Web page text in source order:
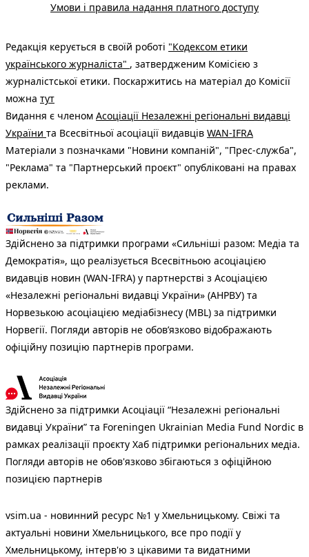
Умови і правила надання платного доступу
Редакція керується в своїй роботі "Кодексом етики
українського журналіста" , затвердженим Комісією з
журналістської етики. Поскаржитись на матеріал до Комісії
можна тут
Видання є членом Асоціації Незалежні регіональні видавці
України та Всесвітньої асоціації видавців WAN-IFRA
Матеріали з позначками "Новини компаній", "Прес-служба",
"Реклама" та "Партнерський проєкт" опубліковані на правах
реклами.
Здійснено за підтримки програми «Сильніші разом: Медіа та
Демократія», що реалізується Всесвітньою асоціацією
видавців новин (WAN-IFRA) у партнерстві з Асоціацією
«Незалежні регіональні видавці України» (АНРВУ) та
Норвезькою асоціацією медіабізнесу (MBL) за підтримки
Норвегії. Погляди авторів не обов’язково відображають
офіційну позицію партнерів програми.
Здійснено за підтримки Асоціації “Незалежні регіональні
видавці України” та Foreningen Ukrainian Media Fund Nordic в
рамках реалізації проєкту Хаб підтримки регіональних медіа.
Погляди авторів не обов'язково збігаються з офіційною
позицією партнерів
vsim.ua - новинний ресурс №1 у Хмельницькому. Свіжі та
актуальні новини Хмельницького, все про події у
Хмельницькому, інтерв'ю з цікавими та видатними